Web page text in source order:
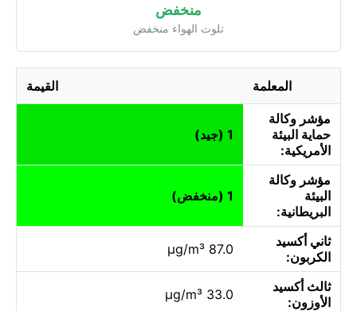
منخفض
تلوث الهواء منخفض
المعلمة القيمة
مؤشر وكالة
حماية البيئة
الأمريكية:
1 (جيد)
مؤشر وكالة
البيئة
البريطانية:
1 (منخفض)
ثاني أكسيد
الكربون:
87.0 µg/m³
ثالث أكسيد
الأوزون:
33.0 µg/m³